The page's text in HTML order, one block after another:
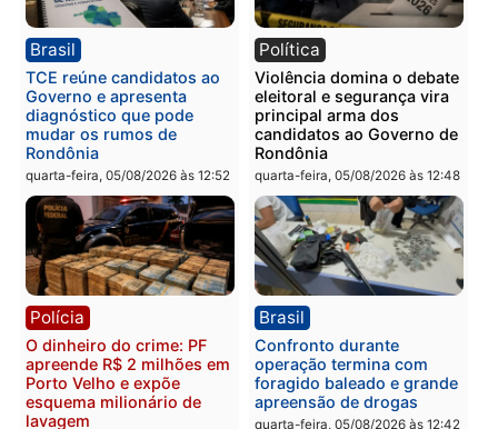
Polícia
Homem é preso após
furtar peça de picanha e
reagir a seguranças em
supermercado
quinta-feira, 06/08/2026 às 08:56
Política
Jônatas França é
na convenção e
confirmado candidato a
Republicanos
quarta-feira, 05/08/2026 às
Brasil Política